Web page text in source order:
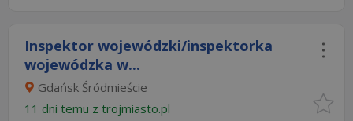
Inspektor wojewódzki/inspektorka
wojewódzka w...
Gdańsk Śródmieście
11 dni temu z trojmiasto.pl